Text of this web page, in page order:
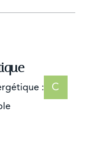
: C